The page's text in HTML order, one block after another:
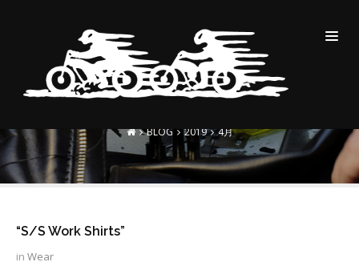
MONTHLY ARCHIVES:4月
2019
BLOG 2019 4月
“S/S Work Shirts”
in Wear